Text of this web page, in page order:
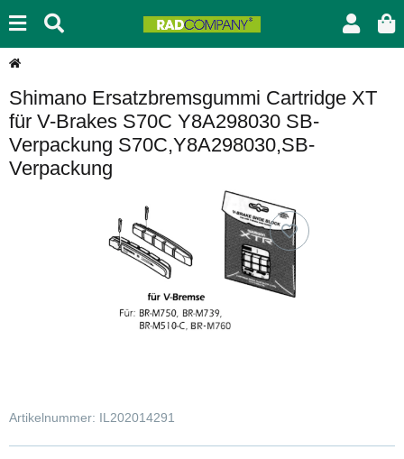
Shimano Ersatzbremsgummi Cartridge XT
für V-Brakes S70C Y8A298030 SB-
Verpackung S70C,Y8A298030,SB-
Verpackung
Artikelnummer: IL202014291